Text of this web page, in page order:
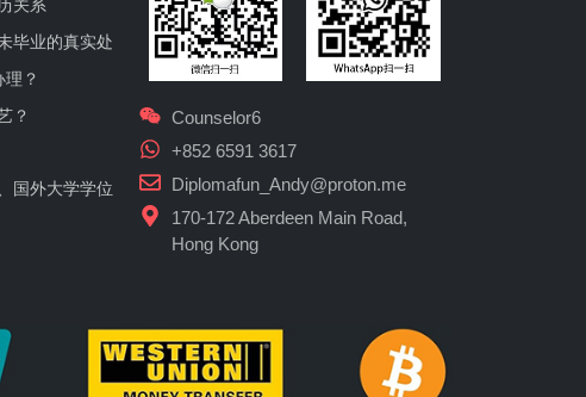
关系
毕业的真实处
？
？
国外大学学位
Counselor6
+852 6591 3617
Diplomafun_Andy@proton.me
170-172 Aberdeen Main Road,
Hong Kong